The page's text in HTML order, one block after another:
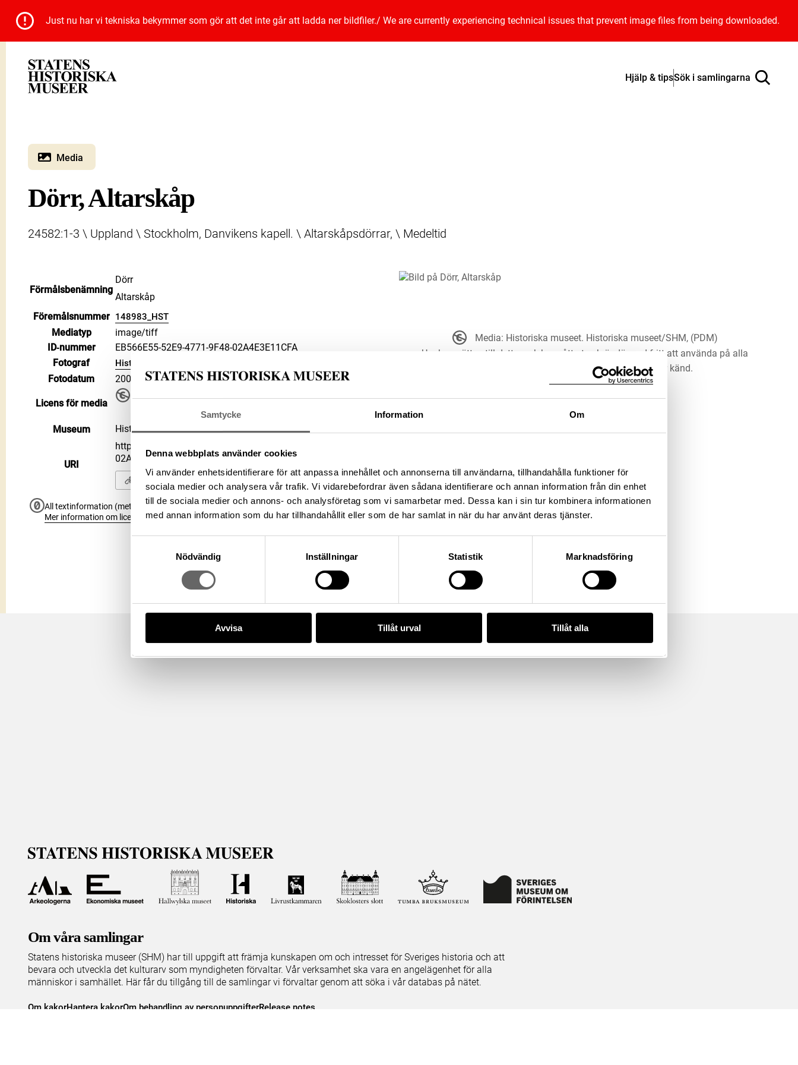
Samtycke Information Om
Denna webbplats använder cookies
Vi använder enhetsidentifierare för att anpassa innehållet och annonserna till användarna, tillhandahålla funktioner för
sociala medier och analysera vår trafik. Vi vidarebefordrar även sådana identifierare och annan information från din enhet
till de sociala medier och annons- och analysföretag som vi samarbetar med. Dessa kan i sin tur kombinera informationen
med annan information som du har tillhandahållit eller som de har samlat in när du har använt deras tjänster.
Nödvändig
Inställningar Statistik Marknadsföring
Avvisa Tillåt urval Tillåt alla
Just nu har vi tekniska bekymmer som gör att det inte går att ladda ner bildfiler./ We are currently experiencing technical issues that prevent image files from being downloaded.
Hjälp & tipsSök i samlingarna
Media
Dörr, Altarskåp
24582:1-3 \ Uppland \ Stockholm, Danvikens kapell. \ Altarskåpsdörrar, \ Medeltid
Förmålsbenämning
Dörr
Altarskåp
Föremålsnummer 148983_HST
Mediatyp
image/tiff
ID‑nummer
EB566E55-52E9-4771-9F48-02A4E3E11CFA
Fotograf
Historiska museet
Fotodatum 2003-03-01
Licens för media
Public Domain Mark PDM
Museum Historiska museet
URI
https://samlingar.shm.se/media/EB566E55-52E9-4771-9F48-
02A4E3E11CFA
Kopiera URI
All textinformation (metadata) på denna sida är fri att använda enligt licensen CC0.
Mer information om licenser hos Statens historiska museer.
Media: Historiska museet. Historiska museet/SHM, (PDM)
Upphovsrätten till detta verk har gått ut och är därmed fritt att använda på alla
sätt. Ange gärna upphovsperson om denne är känd.
Om våra samlingar
Statens historiska museer (SHM) har till uppgift att främja kunskapen om och intresset för Sveriges historia och att
bevara och utveckla det kulturarv som myndigheten förvaltar. Vår verksamhet ska vara en angelägenhet för alla
människor i samhället. Här får du tillgång till de samlingar vi förvaltar genom att söka i vår databas på nätet.
Om kakorHantera kakorOm behandling av personuppgifterRelease notes